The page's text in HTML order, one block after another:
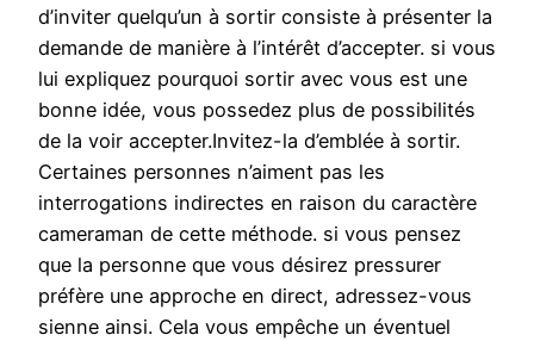
d’inviter quelqu’un à sortir consiste à présenter la
demande de manière à l’intérêt d’accepter. si vous
lui expliquez pourquoi sortir avec vous est une
bonne idée, vous possedez plus de possibilités
de la voir accepter.Invitez-la d’emblée à sortir.
Certaines personnes n’aiment pas les
interrogations indirectes en raison du caractère
cameraman de cette méthode. si vous pensez
que la personne que vous désirez pressurer
préfère une approche en direct, adressez-vous
sienne ainsi. Cela vous empêche un éventuel